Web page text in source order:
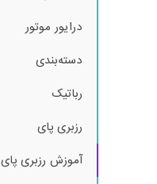
درایور موتور
دسته‌بندی
رباتیک
رزبری پای
آموزش رزبری پای